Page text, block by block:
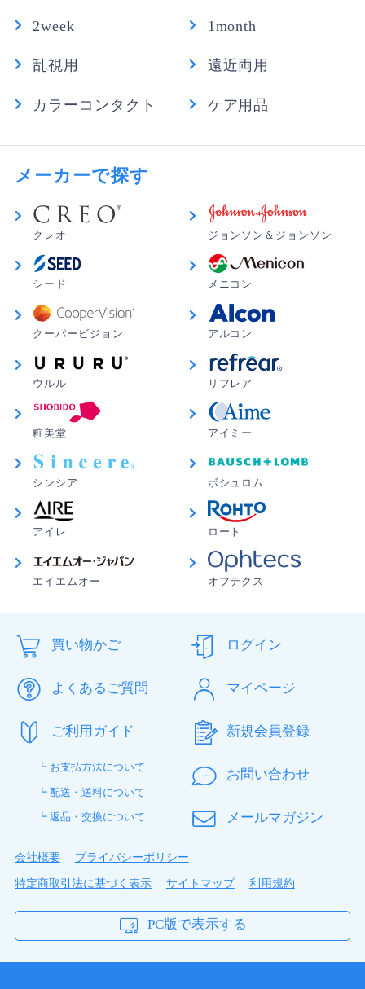
2week 1month
乱視用 遠近両用
カラーコンタクト ケア用品
メーカーで探す
クレオ ジョンソン＆ジョンソン
シード メニコン
クーパービジョン アルコン
ウルル リフレア
粧美堂 アイミー
シンシア ボシュロム
アイレ ロート
エイエムオー オフテクス
買い物かご
よくあるご質問
ご利用ガイド
┗ お支払方法について
┗ 配送・送料について
┗ 返品・交換について
ログイン
マイページ
新規会員登録
お問い合わせ
メールマガジン
会社概要
プライバシーポリシー
特定商取引法に基づく表示
サイトマップ 利用規約
PC版で表示する